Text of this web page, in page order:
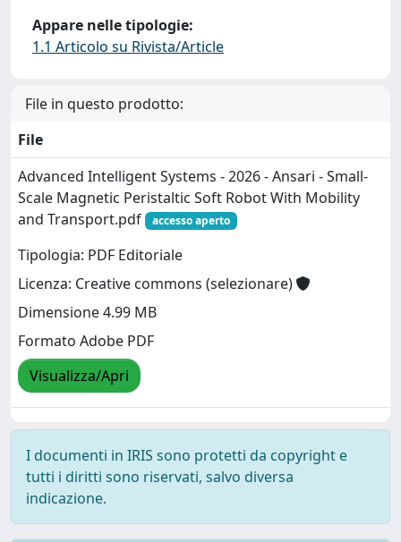
Appare nelle tipologie:
1.1 Articolo su Rivista/Article
File in questo prodotto:
File
Advanced Intelligent Systems - 2026 - Ansari - Small‐
Scale Magnetic Peristaltic Soft Robot With Mobility
and Transport.pdf
accesso aperto
Tipologia: PDF Editoriale
Licenza: Creative commons (selezionare)
Dimensione 4.99 MB
Formato Adobe PDF
Visualizza/Apri
I documenti in IRIS sono protetti da copyright e
tutti i diritti sono riservati, salvo diversa
indicazione.